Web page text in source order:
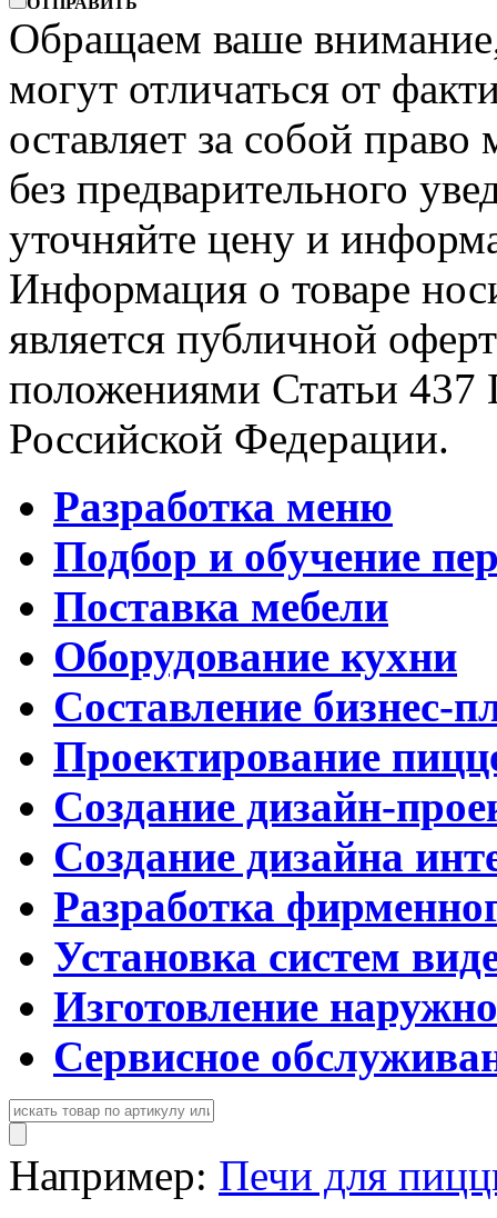
Обращаем ваше
могут отличаться от
оставляет за собой право
без предварительного
уточняйте цену и
Информация о товаре
является публичной
положениями Статьи 437
Российской Федерации.
Разработка меню
Подбор и обучение
Поставка мебели
Оборудование кухни
Составление бизнес-
Проектирование
Создание дизайн-
Создание дизайна
Разработка
Установка систем
Изготовление
Сервисное
Например: Печи для